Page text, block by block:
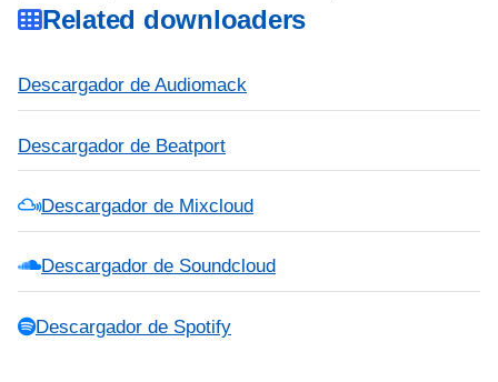
Related downloaders
Descargador de Audiomack
Descargador de Beatport
Descargador de Mixcloud
Descargador de Soundcloud
Descargador de Spotify